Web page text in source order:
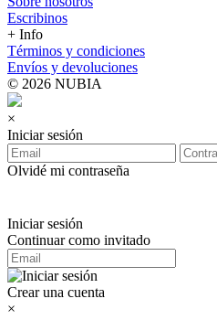
Escribinos
+ Info
Términos y condiciones
Envíos y devoluciones
© 2026 NUBIA
×
Iniciar sesión
Olvidé mi contraseña
Iniciar sesión
Continuar como invitado
Crear una cuenta
×